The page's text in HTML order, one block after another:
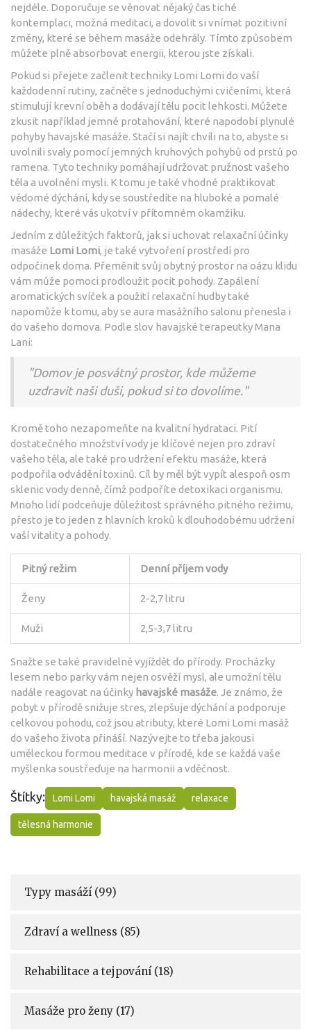
nejdéle. Doporučuje se věnovat nějaký čas tiché
kontemplaci, možná meditaci, a dovolit si vnímat pozitivní
změny, které se během masáže odehrály. Tímto způsobem
můžete plně absorbovat energii, kterou jste získali.
Pokud si přejete začlenit techniky Lomi Lomi do vaší
každodenní rutiny, začněte s jednoduchými cvičeními, která
stimulují krevní oběh a dodávají tělu pocit lehkosti. Můžete
zkusit například jemné protahování, které napodobí plynulé
pohyby havajské masáže. Stačí si najít chvíli na to, abyste si
uvolnili svaly pomocí jemných kruhových pohybů od prstů po
ramena. Tyto techniky pomáhají udržovat pružnost vašeho
těla a uvolnění mysli. K tomu je také vhodné praktikovat
vědomé dýchání, kdy se soustředíte na hluboké a pomalé
nádechy, které vás ukotví v přítomném okamžiku.
Jedním z důležitých faktorů, jak si uchovat relaxační účinky
masáže Lomi Lomi, je také vytvoření prostředí pro
odpočinek doma. Přeměnit svůj obytný prostor na oázu klidu
vám může pomoci prodloužit pocit pohody. Zapálení
aromatických svíček a použití relaxační hudby také
napomůže k tomu, aby se aura masážního salonu přenesla i
do vašeho domova. Podle slov havajské terapeutky Mana
Lani:
"Domov je posvátný prostor, kde můžeme
uzdravit naši duši, pokud si to dovolíme."
Kromě toho nezapomeňte na kvalitní hydrataci. Pití
dostatečného množství vody je klíčové nejen pro zdraví
vašeho těla, ale také pro udržení efektu masáže, která
podpořila odvádění toxinů. Cíl by měl být vypít alespoň osm
sklenic vody denně, čímž podpoříte detoxikaci organismu.
Mnoho lidí podceňuje důležitost správného pitného režimu,
přesto je to jeden z hlavních kroků k dlouhodobému udržení
vaší vitality a pohody.
Pitný režim Denní příjem vody
Ženy 2-2,7 litru
Muži 2,5-3,7 litru
Snažte se také pravidelně vyjíždět do přírody. Procházky
lesem nebo parky vám nejen osvěží mysl, ale umožní tělu
nadále reagovat na účinky havajské masáže. Je známo, že
pobyt v přírodě snižuje stres, zlepšuje dýchání a podporuje
celkovou pohodu, což jsou atributy, které Lomi Lomi masáž
do vašeho života přináší. Nazývejte to třeba jakousi
uměleckou formou meditace v přírodě, kde se každá vaše
myšlenka soustřeďuje na harmonii a vděčnost.
Štítky: Lomi Lomi havajská masáž relaxace
tělesná harmonie
Typy masáží (99)
Zdraví a wellness (85)
Rehabilitace a tejpování (18)
Masáže pro ženy (17)